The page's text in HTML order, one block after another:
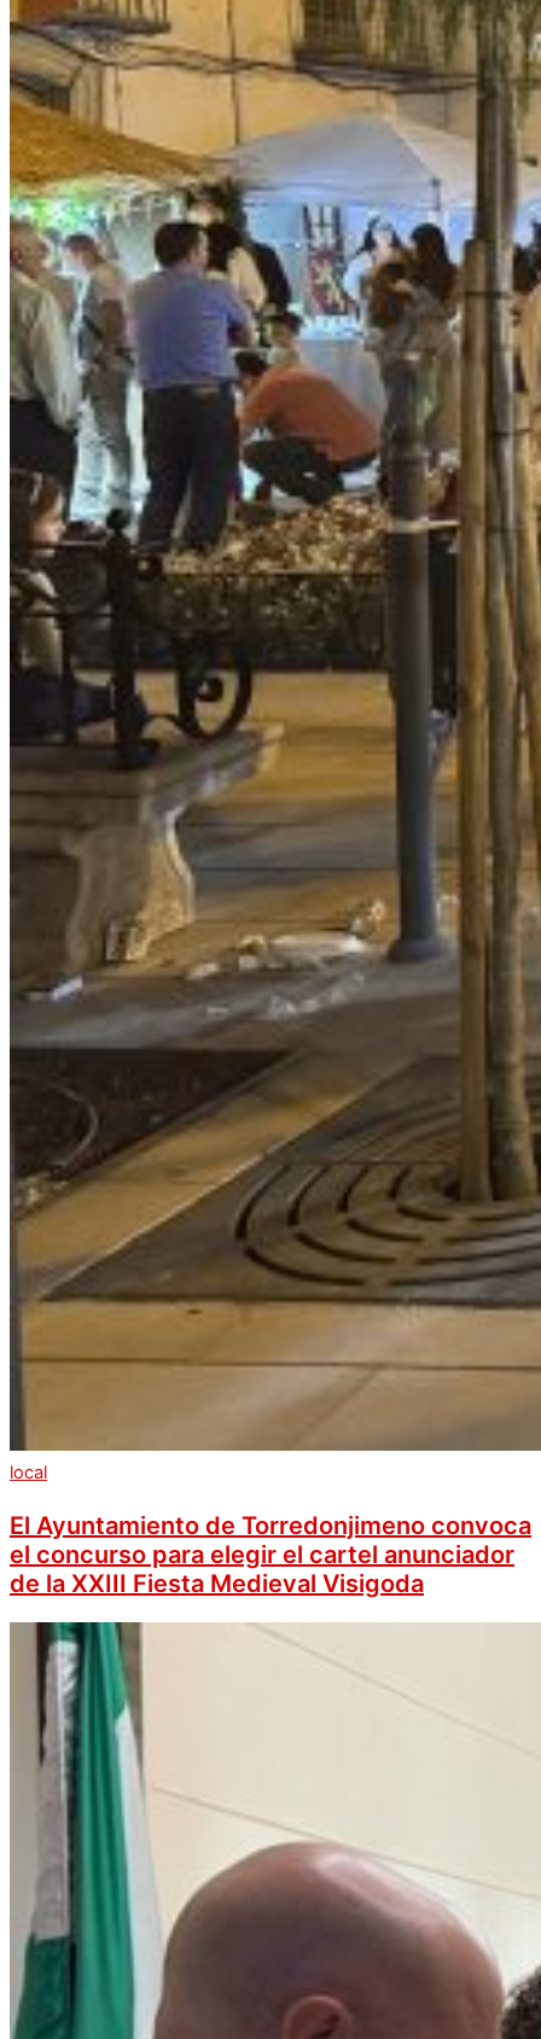
local
El Ayuntamiento de Torredonjimeno convoca
el concurso para elegir el cartel anunciador
de la XXIII Fiesta Medieval Visigoda